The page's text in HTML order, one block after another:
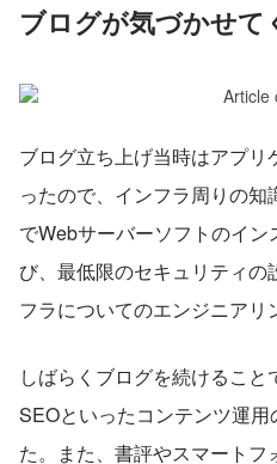
ブログが気づかせて
ブログ立ち上げ当時はアプ
ったので、インフラ周りの
でWebサーバーソフトのイ
び、最低限のセキュリティ
フラについてのエンジニアリ
しばらくブログを続けるこ
SEOといったコンテンツ運
た。また、書評やスマート